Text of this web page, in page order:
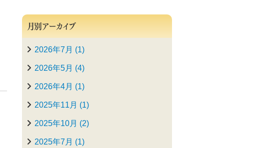
月別アーカイブ
2026年7月 (1)
2026年5月 (4)
2026年4月 (1)
2025年11月 (1)
2025年10月 (2)
2025年7月 (1)